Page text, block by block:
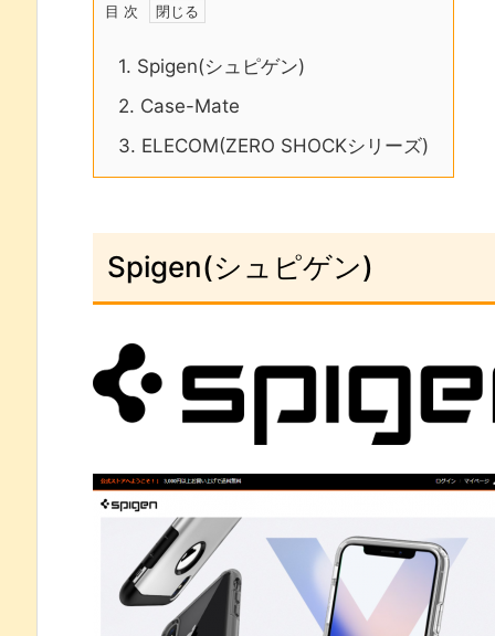
目 次
1. Spigen(シュピゲン)
2. Case-Mate
3. ELECOM(ZERO SHOCKシリーズ)
Spigen(シュピゲン)